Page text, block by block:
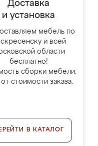
Доставка
и установка
мебель по
и всей
области
бесплатно!
сборки мебели:
стоимости заказа.
В КАТАЛОГ